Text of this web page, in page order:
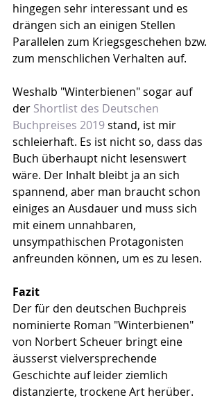
hingegen sehr interessant und es
drängen sich an einigen Stellen
Parallelen zum Kriegsgeschehen bzw.
zum menschlichen Verhalten auf.
Weshalb "Winterbienen" sogar auf
der Shortlist des Deutschen
Buchpreises 2019 stand, ist mir
schleierhaft. Es ist nicht so, dass das
Buch überhaupt nicht lesenswert
wäre. Der Inhalt bleibt ja an sich
spannend, aber man braucht schon
einiges an Ausdauer und muss sich
mit einem unnahbaren,
unsympathischen Protagonisten
anfreunden können, um es zu lesen.
Fazit
Der für den deutschen Buchpreis
nominierte Roman "Winterbienen"
von Norbert Scheuer bringt eine
äusserst vielversprechende
Geschichte auf leider ziemlich
distanzierte, trockene Art herüber.